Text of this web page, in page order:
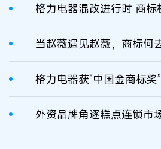
格力电器获“中国金商标奖”